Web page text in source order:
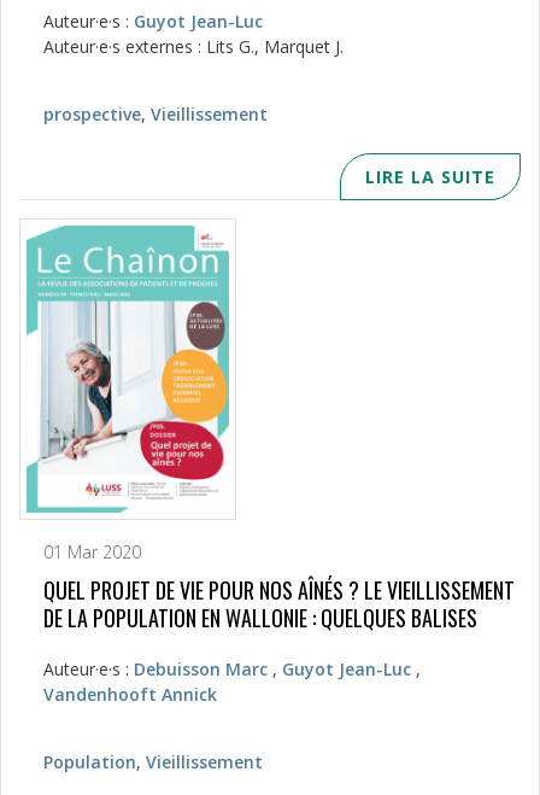
Auteur·e·s : Guyot Jean-Luc
Auteur·e·s externes : Lits G., Marquet J.
prospective, Vieillissement
LIRE LA SUITE
01 Mar 2020
QUEL PROJET DE VIE POUR NOS AÎNÉS ? LE VIEILLISSEMENT
DE LA POPULATION EN WALLONIE : QUELQUES BALISES
Auteur·e·s : Debuisson Marc , Guyot Jean-Luc ,
Vandenhooft Annick
Population, Vieillissement